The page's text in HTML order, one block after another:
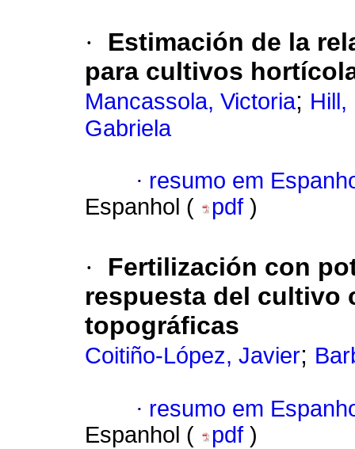
·
Estimación de la
para cultivos
Mancassola, Victoria; Hill,
Gabriela
· resumo em
Espanhol (
pdf )
·
Fertilización con
respuesta del cultivo
topográficas
Coitiño-López, Javier;
· resumo em
Espanhol (
pdf )